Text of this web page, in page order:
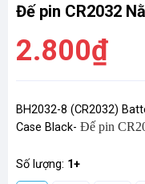
Đế pin CR2032
2.800₫
BH2032-8 (CR2032)
Case Black- Đế pin
Số lượng: 1+